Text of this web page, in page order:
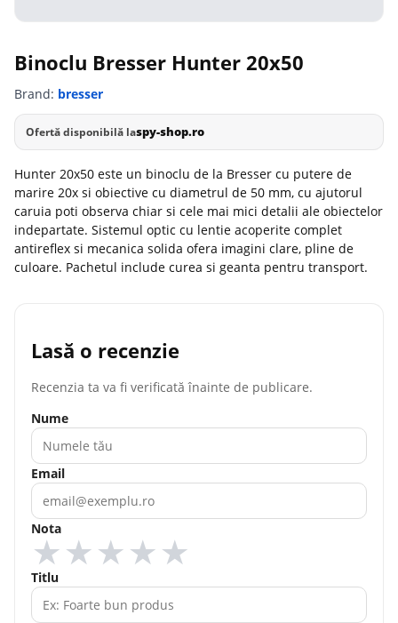
Binoclu Bresser Hunter 20x50
Brand: bresser
Ofertă disponibilă laspy-shop.ro
Hunter 20x50 este un binoclu de la Bresser cu putere de
marire 20x si obiective cu diametrul de 50 mm, cu ajutorul
caruia poti observa chiar si cele mai mici detalii ale obiectelor
indepartate. Sistemul optic cu lentie acoperite complet
antireflex si mecanica solida ofera imagini clare, pline de
culoare. Pachetul include curea si geanta pentru transport.
Lasă o recenzie
Recenzia ta va fi verificată înainte de publicare.
Nume
Email
Nota
★
★
★
★
★
Titlu